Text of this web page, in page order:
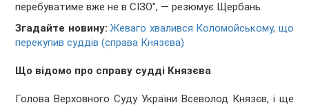
перебуватиме вже не в СІЗО", — резюмує Щербань.
Згадайте новину: Жеваго хвалився Коломойському, що
перекупив суддів (справа Князєва)
Що відомо про справу судді Князєва
Голова Верховного Суду України Всеволод Князєв, і ще